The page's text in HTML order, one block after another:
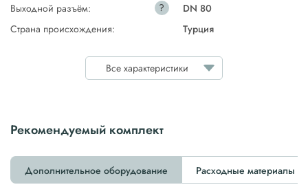
Выходной разъём:
?
DN 80
Страна происхождения:
Турция
Все характеристики
Рекомендуемый комплект
Дополнительное оборудование Расходные материалы